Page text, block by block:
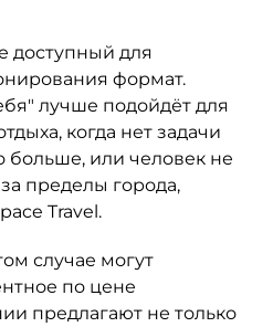
доступный для
формат.
лучше подойдёт для
когда нет задачи
больше, или человек не
пределы города,
Travel.
случае могут
по цене
предлагают не только